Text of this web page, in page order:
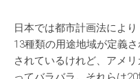
日本では都市計画法によ
13種類の用途地域が定義
されているけれど、アメ